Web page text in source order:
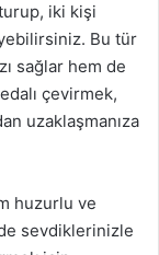
iki kişi
Bu tür
sağlar hem de
çevirmek,
uzaklaşmanıza
huzurlu ve
sevdiklerinizle